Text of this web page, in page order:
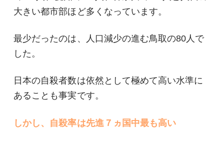
大きい都市部ほど多くなっています。
最少だったのは、人口減少の進む鳥取の80人で
した。
日本の自殺者数は依然として極めて高い水準に
あることも事実です。
しかし、自殺率は先進７ヵ国中最も高い